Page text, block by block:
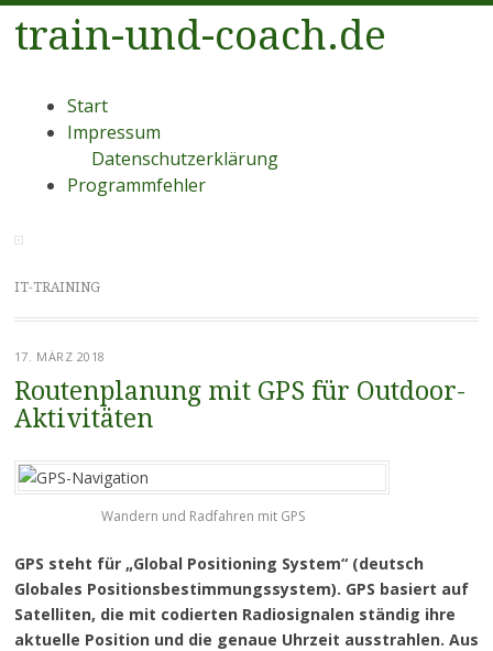
train-und-coach.de
Menü
Zum
Inhalt
Start
Impressum
Datenschutzerklärung
Programmfehler
IT-TRAINING
17. MÄRZ 2018
Routenplanung mit GPS für Outdoor-
Aktivitäten
Wandern und Radfahren mit GPS
GPS steht für „Global Positioning System“ (deutsch
Globales Positionsbestimmungssystem). GPS basiert auf
Satelliten, die mit codierten Radiosignalen ständig ihre
aktuelle Position und die genaue Uhrzeit ausstrahlen. Aus